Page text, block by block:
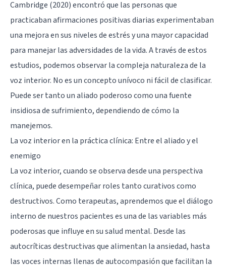
Cambridge (2020) encontró que las personas que
practicaban afirmaciones positivas diarias experimentaban
una mejora en sus niveles de estrés y una mayor capacidad
para manejar las adversidades de la vida. A través de estos
estudios, podemos observar la compleja naturaleza de la
voz interior. No es un concepto unívoco ni fácil de clasificar.
Puede ser tanto un aliado poderoso como una fuente
insidiosa de sufrimiento, dependiendo de cómo la
manejemos.
La voz interior en la práctica clínica: Entre el aliado y el
enemigo
La voz interior, cuando se observa desde una perspectiva
clínica, puede desempeñar roles tanto curativos como
destructivos. Como terapeutas, aprendemos que el diálogo
interno de nuestros pacientes es una de las variables más
poderosas que influye en su salud mental. Desde las
autocríticas destructivas que alimentan la ansiedad, hasta
las voces internas llenas de autocompasión que facilitan la